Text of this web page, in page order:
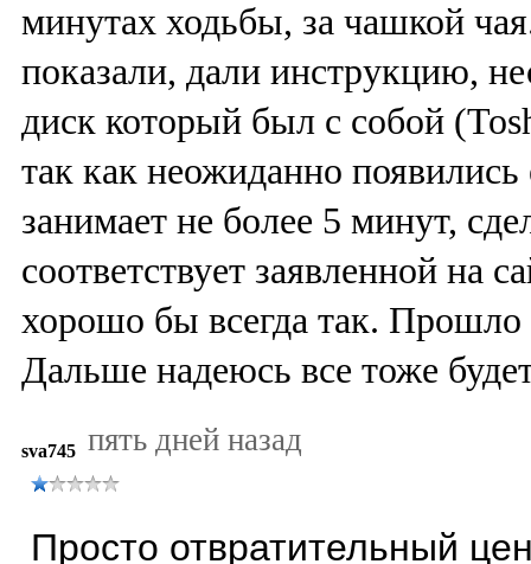
минутах ходьбы, за чашкой
показали, дали инструкцию,
диск который был с собой
так как неожиданно
занимает не более 5 минут,
соответствует заявленной на
хорошо бы всегда так.
Дальше надеюсь все тоже
sva745 пять дней назад
Просто отвратительный